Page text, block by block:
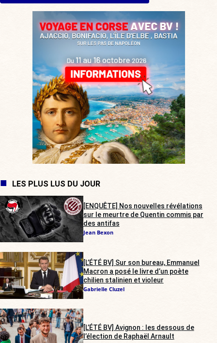
LES PLUS LUS DU JOUR
[ENQUÊTE] Nos nouvelles révélations
sur le meurtre de Quentin commis par
des antifas
Jean Bexon
[L’ÉTÉ BV] Sur son bureau, Emmanuel
Macron a posé le livre d’un poète
chilien stalinien et violeur
Gabrielle Cluzel
[L’ÉTÉ BV] Avignon : les dessous de
l’élection de Raphaël Arnault